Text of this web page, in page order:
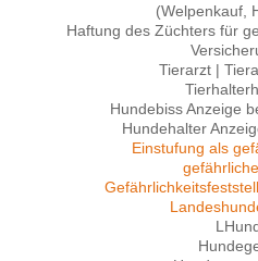
(Welpenkauf,
Haftung des Züchters für
Tierarzt |
Hundebiss Anzeige
Hundehalter
Einstufung als